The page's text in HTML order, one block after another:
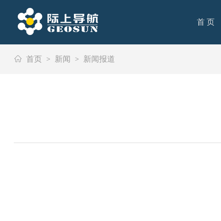
首 页
首页 > 新闻 > 新闻报道